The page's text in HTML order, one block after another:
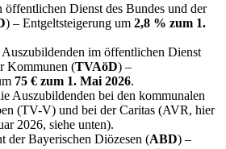
öffentlichen Dienst des Bundes und der
) – Entgeltsteigerung um 2,8 % zum 1.
im öffentlichen Dienst
Kommunen (TVAöD) –
75 € zum 1. Mai 2026.
Auszubildenden bei den kommunalen
(TV-V) und bei der Caritas (AVR, hier
2026, siehe unten).
der Bayerischen Diözesen (ABD) –